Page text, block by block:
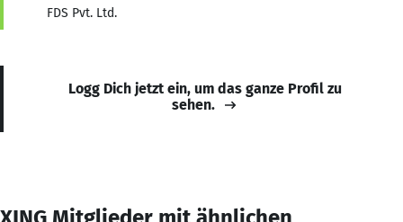
FDS Pvt. Ltd.
Logg Dich jetzt ein, um das ganze Profil zu
sehen.